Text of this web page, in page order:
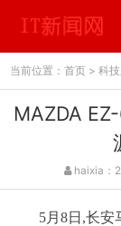
当前位置： 首页> 科
MAZDA
haixia：
5月8日,长安